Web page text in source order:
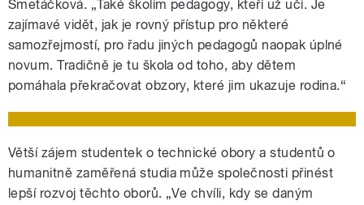
Smetáčková. „Také školím pedagogy, kteří už učí. Je
zajímavé vidět, jak je rovný přístup pro některé
samozřejmostí, pro řadu jiných pedagogů naopak úplné
novum. Tradičně je tu škola od toho, aby dětem
pomáhala překračovat obzory, které jim ukazuje rodina.“
Větší zájem studentek o technické obory a studentů o
humanitně zaměřená studia může společnosti přinést
lepší rozvoj těchto oborů. „Ve chvíli, kdy se daným